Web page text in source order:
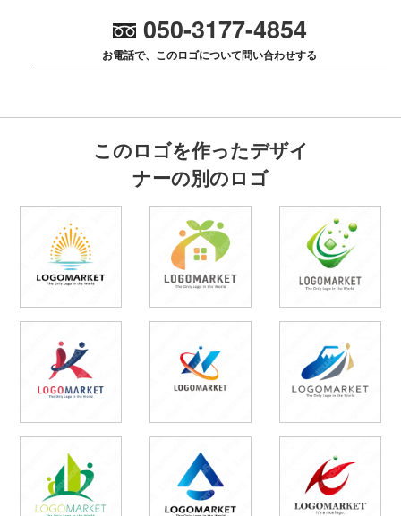
050-3177-4854
お電話で、このロゴについて問い合わせする
このロゴを作ったデザイ
ナーの別のロゴ